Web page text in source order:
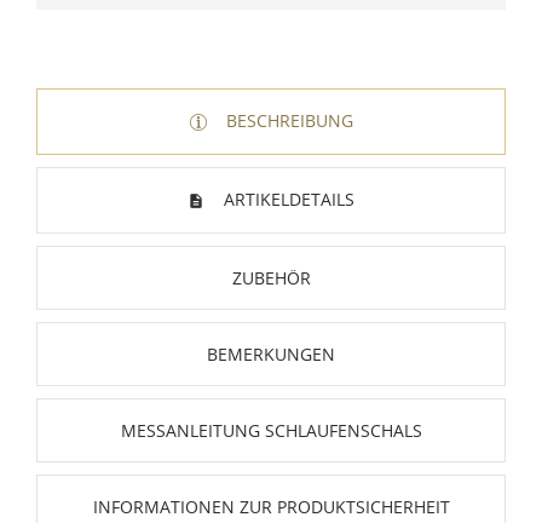
BESCHREIBUNG
ARTIKELDETAILS
ZUBEHÖR
BEMERKUNGEN
MESSANLEITUNG SCHLAUFENSCHALS
INFORMATIONEN ZUR PRODUKTSICHERHEIT